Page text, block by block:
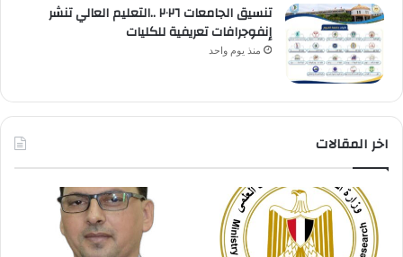
تنسيق الجامعات ٢٠٢٦ ..التعليم العالي تنشر
إنفوجرافات تعريفية للكليات
منذ يوم واحد
اخر المقالات